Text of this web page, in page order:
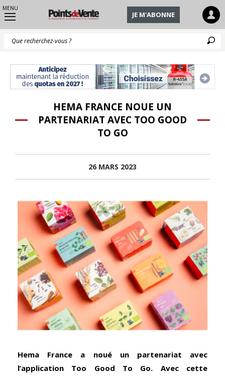
MENU
JE M'ABONNE
HEMA FRANCE NOUE UN
PARTENARIAT AVEC TOO GOOD
TO GO
26 MARS 2023
Hema France a noué un partenariat avec
l’application Too Good To Go. Avec cette